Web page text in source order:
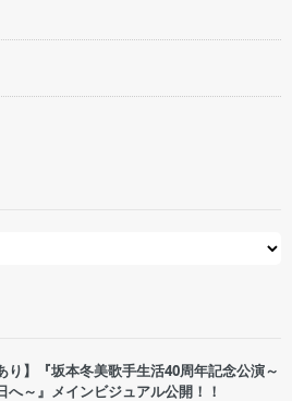
り】『坂本冬美歌手生活40周年記念公演～
へ～』メインビジュアル公開！！